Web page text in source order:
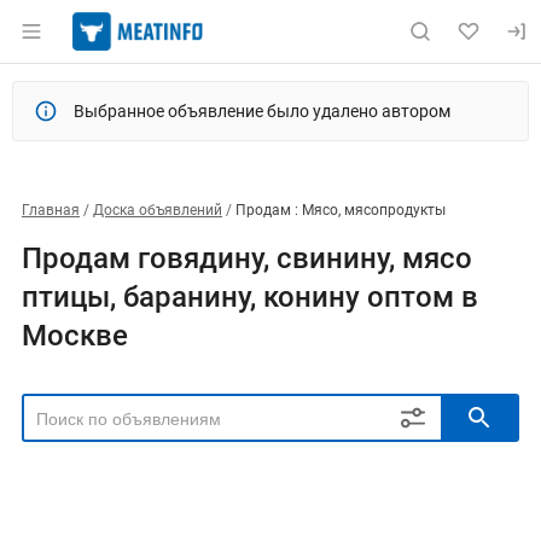
Выбранное объявление было удалено автором
Главная Доска объявлений Продам : Мясо, мясопродукты
Продам говядину, свинину, мясо
птицы, баранину, конину оптом в
Москве